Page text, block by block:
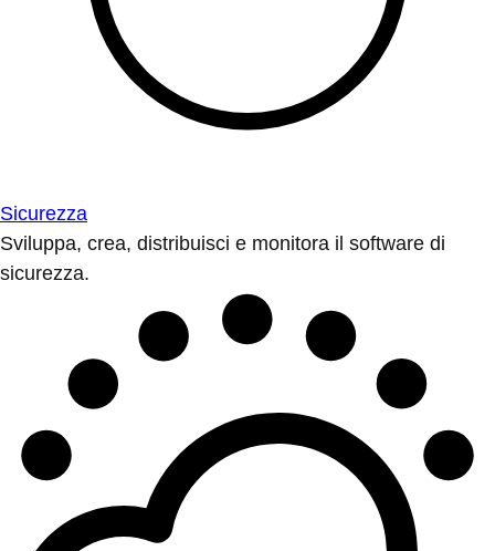
Sicurezza
Sviluppa, crea, distribuisci e monitora il software di
sicurezza.